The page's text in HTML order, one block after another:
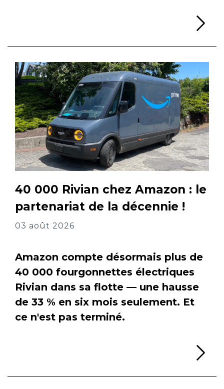
40 000 Rivian chez Amazon : le
partenariat de la décennie !
03 août 2026
Amazon compte désormais plus de
40 000 fourgonnettes électriques
Rivian dans sa flotte — une hausse
de 33 % en six mois seulement. Et
ce n'est pas terminé.